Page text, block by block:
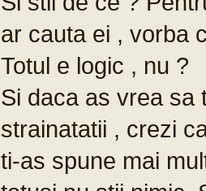
ar cauta ei , vorba
Totul e logic , nu ?
Si daca as vrea sa
strainatatii , crezi
ti-as spune mai